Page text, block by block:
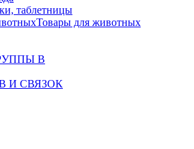
таблетницы
Товары для животных
В
И СВЯЗОК